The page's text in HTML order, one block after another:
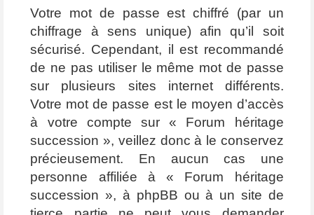
Votre mot de passe est chiffré (par un
chiffrage à sens unique) afin qu’il soit
sécurisé. Cependant, il est recommandé
de ne pas utiliser le même mot de passe
sur plusieurs sites internet différents.
Votre mot de passe est le moyen d’accès
à votre compte sur « Forum héritage
succession », veillez donc à le conservez
précieusement. En aucun cas une
personne affiliée à « Forum héritage
succession », à phpBB ou à un site de